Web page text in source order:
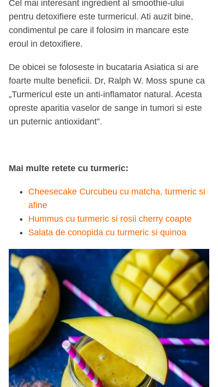
Cel mai interesant ingredient al smoothie-ului
pentru detoxifiere este turmericul. Ati auzit bine,
condimentul pe care il folosim in mancare este
eroul in detoxifiere.
De obicei se foloseste in bucataria Asiatica si are
foarte multe beneficii. Dr, Ralph W. Moss spune ca
„Turmericul este un anti-inflamator natural. Acesta
opreste aparitia vaselor de sange in tumori si este
un puternic antioxidant”.
Mai multe retete cu turmeric:
Cheesecake Curcubeu cu matcha, turmeric si
afine
Hummus cu turmeric si rosii cherry coapte
Salata de conopida cu turmeric si quinoa